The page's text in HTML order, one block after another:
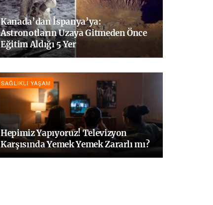
Kanada’dan İspanya’ya:
Astronotların Uzaya Gitmeden Önce
Eğitim Aldığı 5 Yer
SAĞLIKLI YAŞAM
Hepimiz Yapıyoruz! Televizyon
Karşısında Yemek Yemek Zararlı mı?